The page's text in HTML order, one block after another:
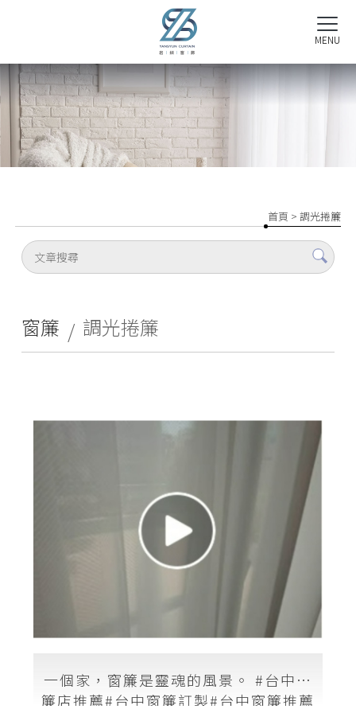
首頁 > 調光捲簾
窗簾 調光捲簾
一個家，窗簾是靈魂的風景。 #台中窗
簾店推薦#台中窗簾訂製#台中窗簾推薦